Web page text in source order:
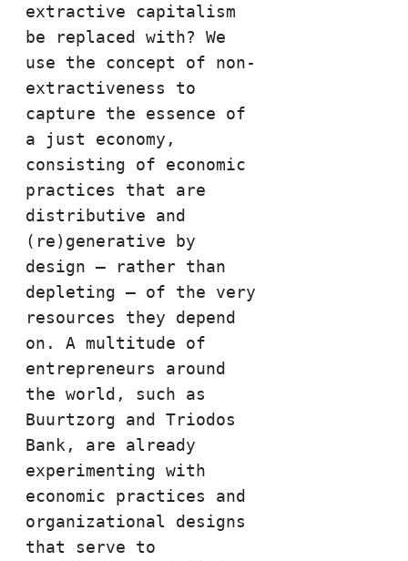
extractive capitalism
be replaced with? We
use the concept of non-
extractiveness to
capture the essence of
a just economy,
consisting of economic
practices that are
distributive and
(re)generative by
design – rather than
depleting – of the very
resources they depend
on. A multitude of
entrepreneurs around
the world, such as
Buurtzorg and Triodos
Bank, are already
experimenting with
economic practices and
organizational designs
that serve to